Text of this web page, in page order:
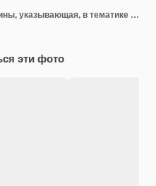
Женщина с макияжем Катрины, указывающая, в тематике Дня мертвых
эти фото